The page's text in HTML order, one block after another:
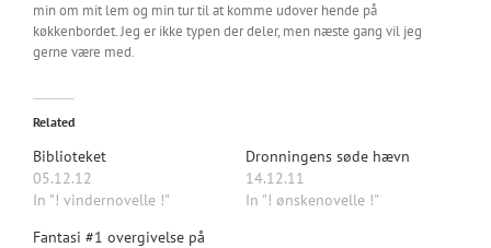
min om mit lem og min tur til at komme udover hende på
køkkenbordet. Jeg er ikke typen der deler, men næste gang vil jeg
gerne være med.
Related
Biblioteket
05.12.12
In "! vindernovelle !"
Dronningens søde hævn
14.12.11
In "! ønskenovelle !"
Fantasi #1 overgivelse på